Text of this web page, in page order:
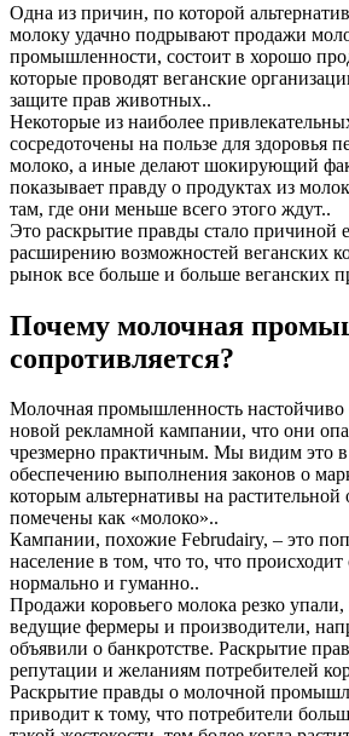
Одна из причин, по которой
молоку удачно подрывают продажи
промышленности, состоит в хорошо
которые проводят веганские
защите прав животных..
Некоторые из наиболее
сосредоточены на пользе для здоровья
молоко, а иные делают шокирующий
показывает правду о продуктах из
там, где они меньше всего этого ждут..
Это раскрытие правды стало причиной
расширению возможностей веганских
рынок все больше и больше веганских
Почему молочная
сопротивляется?
Молочная промышленность настойчиво
новой рекламной кампании, что они
чрезмерно практичным. Мы видим это
обеспечению выполнения законов о
которым альтернативы на растительной
помечены как «молоко»..
Кампании, похожие Februdairy, – это
население в том, что то, что происходит
нормально и гуманно..
Продажи коровьего молока резко
ведущие фермеры и производители,
объявили о банкротстве. Раскрытие
репутации и желаниям потребителей
Раскрытие правды о молочной
приводит к тому, что потребители